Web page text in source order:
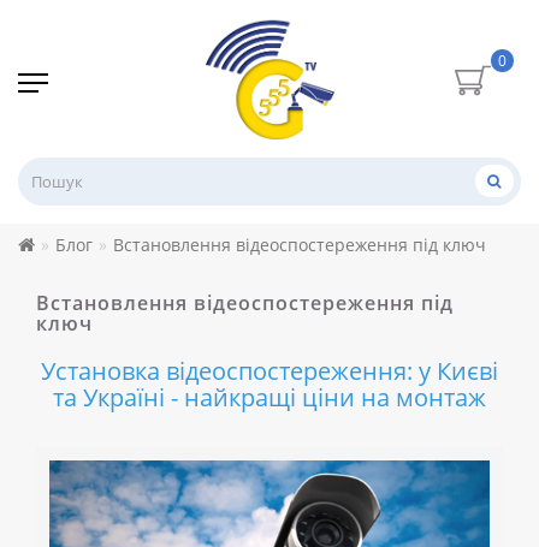
0
Блог Встановлення відеоспостереження під ключ
Встановлення відеоспостереження під
ключ
Установка відеоспостереження: у Києві
та Україні - найкращі ціни на монтаж